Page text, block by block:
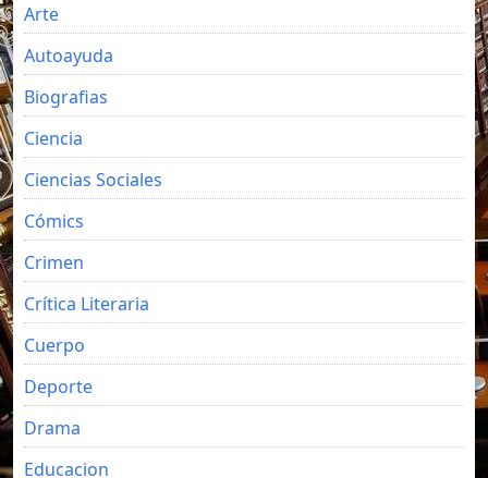
Arte
Autoayuda
Biografias
Ciencia
Ciencias Sociales
Cómics
Crimen
Crítica Literaria
Cuerpo
Deporte
Drama
Educacion